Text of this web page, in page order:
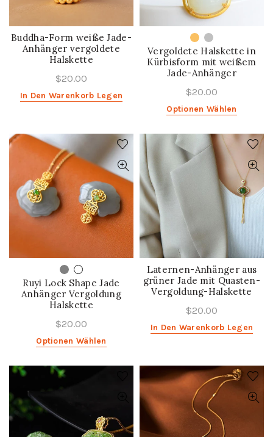
Buddha-Form weiße Jade-
Anhänger vergoldete
Halskette
$20.00
In Den Warenkorb Legen
Vergoldete Halskette in
Kürbisform mit weißem
Jade-Anhänger
$20.00
Optionen Wählen
Ruyi Lock Shape Jade
Anhänger Vergoldung
Halskette
$20.00
Optionen Wählen
Laternen-Anhänger aus
grüner Jade mit Quasten-
Vergoldung-Halskette
$20.00
In Den Warenkorb Legen